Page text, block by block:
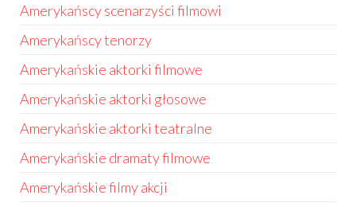
Amerykańscy scenarzyści filmowi
Amerykańscy tenorzy
Amerykańskie aktorki filmowe
Amerykańskie aktorki głosowe
Amerykańskie aktorki teatralne
Amerykańskie dramaty filmowe
Amerykańskie filmy akcji